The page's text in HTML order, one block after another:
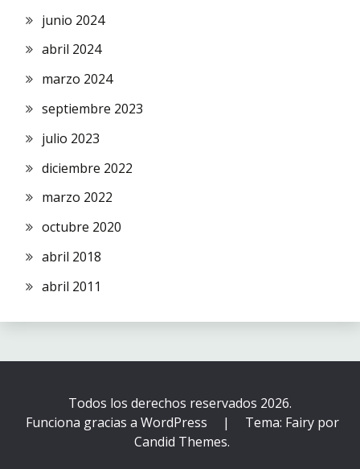
junio 2024
abril 2024
marzo 2024
septiembre 2023
julio 2023
diciembre 2022
marzo 2022
octubre 2020
abril 2018
abril 2011
Todos los derechos reservados 2026.
Funciona gracias a WordPress
|
Tema: Fairy por
Candid Themes.